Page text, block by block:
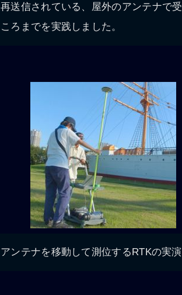
再送信されている、屋外のアンテナで
ころまでを実践しました。
アンテナを移動して測位するRTKの実演